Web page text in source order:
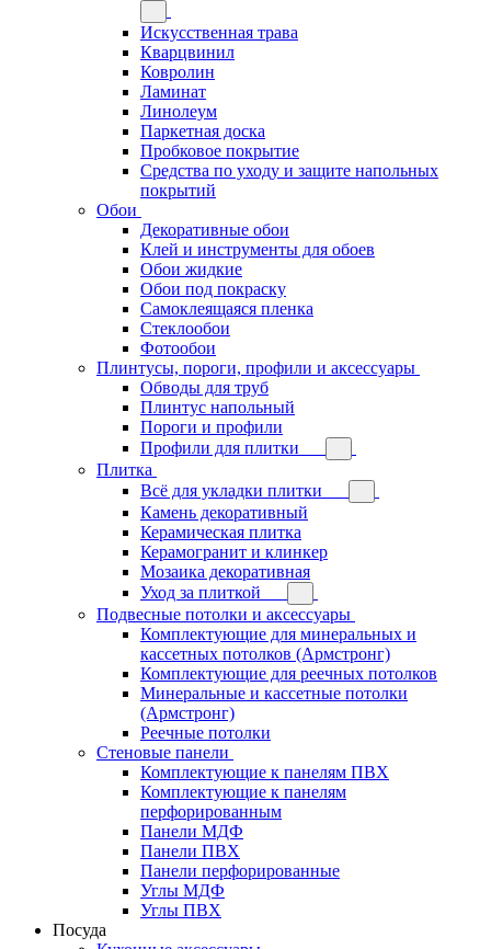
Искусственная трава
Кварцвинил
Ковролин
Ламинат
Линолеум
Паркетная доска
Пробковое покрытие
Средства по уходу и защите напольных
покрытий
Обои
Декоративные обои
Клей и инструменты для обоев
Обои жидкие
Обои под покраску
Самоклеящаяся пленка
Стеклообои
Фотообои
Плинтусы, пороги, профили и аксессуары
Обводы для труб
Плинтус напольный
Пороги и профили
Профили для плитки
Плитка
Всё для укладки плитки
Камень декоративный
Керамическая плитка
Керамогранит и клинкер
Мозаика декоративная
Уход за плиткой
Подвесные потолки и аксессуары
Комплектующие для минеральных и
кассетных потолков (Армстронг)
Комплектующие для реечных потолков
Минеральные и кассетные потолки
(Армстронг)
Реечные потолки
Стеновые панели
Комплектующие к панелям ПВХ
Комплектующие к панелям
перфорированным
Панели МДФ
Панели ПВХ
Панели перфорированные
Углы МДФ
Углы ПВХ
Посуда